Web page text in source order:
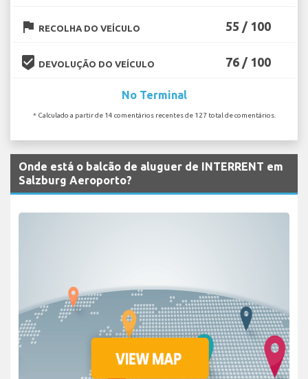
flag RECOLHA DO VEÍCULO 55 / 100
beenhere DEVOLUÇÃO DO VEÍCULO 76 / 100
No Terminal
* Calculado a partir de 14 comentários recentes de 127 total de comentários.
Onde está o balcão de aluguer de INTERRENT em
Salzburg Aeroporto?